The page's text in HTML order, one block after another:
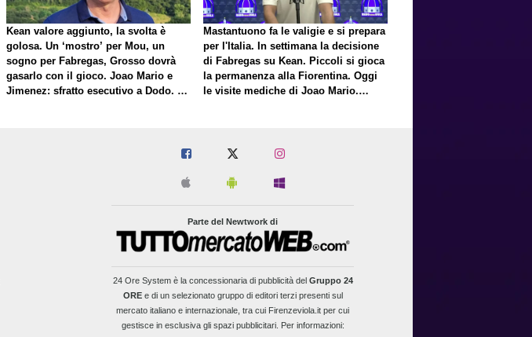
Kean valore aggiunto, la svolta è
golosa. Un ‘mostro’ per Mou, un
sogno per Fabregas, Grosso dovrà
gasarlo con il gioco. Joao Mario e
Jimenez: sfratto esecutivo a Dodo. E
Mastantuono fa le valigie e si prepara
per l'Italia. In settimana la decisione
di Fabregas su Kean. Piccoli si gioca
la permanenza alla Fiorentina. Oggi
le visite mediche di Joao Mario.
Parte del Newtwork di
24 Ore Systemè la concessionaria di pubblicità del Gruppo 24
OREe di un selezionato gruppo di editori terzi presenti sul
mercato italiano e internazionale, tra cui Firenzeviola.it per cui
gestisce in esclusiva gli spazi pubblicitari. Per informazioni: